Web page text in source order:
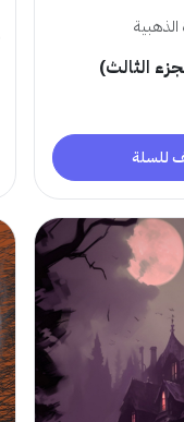
الذهبية
الثالث)
للسلة